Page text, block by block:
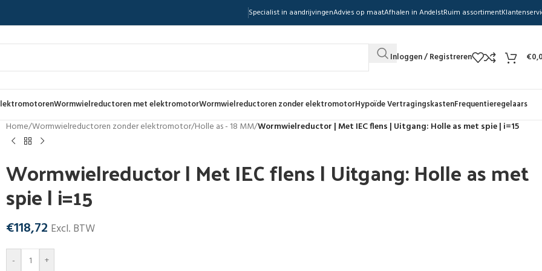
Specialist in aandrijvingenAdvies op maatAfhalen in AndelstRuim assortiment
Inloggen / Registreren €
Wormwielreductoren met elektromotorWormwielreductoren zonder elektromotorHypoïde VertragingskastenFrequentieregelaars
Home/Wormwielreductoren zonder elektromotor/Holle as - 18 MM/Wormwielreductor | Met IEC flens | Uitgang: Holle as met spie | i=15
Wormwielreductor | Met IEC flens | Uitgang: Holle as met
spie | i=15
€118,72 Excl. BTW
- +